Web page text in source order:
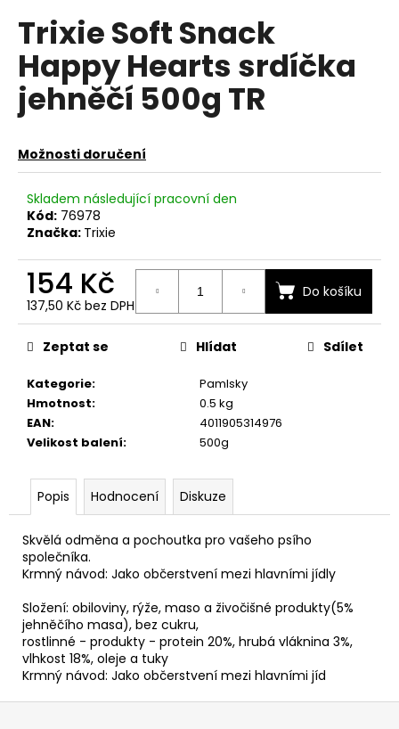
produktu
0,0
5
hvězdiček.
Trixie Soft Snack
Happy Hearts srdíčka
jehněčí 500g TR
Možnosti doručení
Skladem následující pracovní den
Kód: 76978
Značka: Trixie
154 Kč
137,50 Kč bez DPH
Měrná
cena:
Do košíku
Kategorie:
Pamlsky
Hmotnost:
0.5 kg
EAN:
4011905314976
Velikost balení: 500g
Zeptat se Hlídat Sdílet
Popis Hodnocení Diskuze
Skvělá odměna a pochoutka pro vašeho psího
společníka.
Krmný návod: Jako občerstvení mezi hlavními jídly
Složení: obiloviny, rýže, maso a živočišné produkty(5%
jehněčího masa), bez cukru,
rostlinné - produkty - protein 20%, hrubá vláknina 3%,
vlhkost 18%, oleje a tuky
Krmný návod: Jako občerstvení mezi hlavními jíd
a
í
t
?
HLEDAT
o
p
o
u
č
u
m
Z